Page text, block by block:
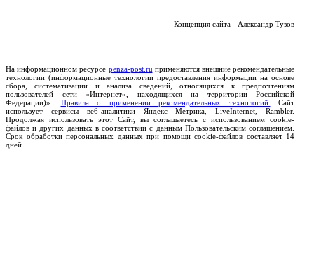
Концепция сайта - Александр Тузов
На информационном ресурсе penza-post.ru применяются внешние рекомендательные
технологии (информационные технологии предоставления информации на основе
сбора, систематизации и анализа сведений, относящихся к предпочтениям
пользователей сети «Интернет», находящихся на территории Российской
Федерации)». Правила о применении рекомендательных технологий.
Сайт
использует сервисы веб-аналитики Яндекс Метрика, LiveInternet, Rambler.
Продолжая использовать этот Сайт, вы соглашаетесь с использованием cookie-
файлов и других данных в соответствии с данным Пользовательским соглашением.
Срок обработки персональных данных при помощи cookie-файлов составляет 14
дней.